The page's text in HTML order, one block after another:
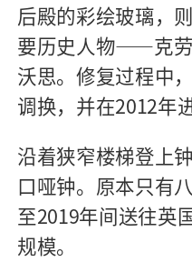
后殿的彩绘玻璃，
要历史人物——克
沃思。修复过程中
调换，并在2012年
沿着狭窄楼梯登上
口哑钟。原本只有
至2019年间送往英
规模。